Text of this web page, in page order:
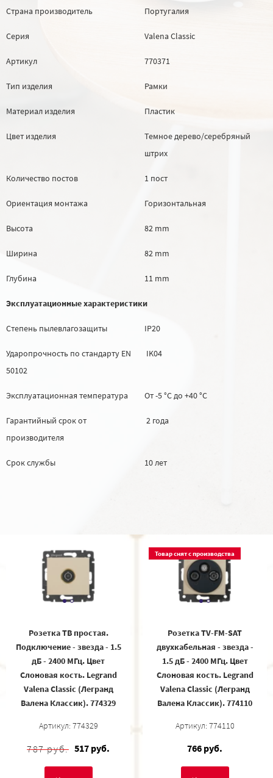
Страна производитель Португалия
Серия Valena Classic
Артикул 770371
Тип изделия Рамки
Материал изделия Пластик
Цвет изделия
Темное дерево/серебряный
штрих
Количество постов 1 пост
Ориентация монтажа Горизонтальная
Высота 82 mm
Ширина 82 mm
Глубина 11 mm
Эксплуатационные характеристики
Степень пылевлагозащиты IP20
Ударопрочность по стандарту EN
50102
IK04
Эксплуатационная температура От -5 °C до +40 °C
Гарантийный срок от
производителя
2 года
Срок службы 10 лет
Розетка ТВ простая.
Подключение - звезда - 1.5
дБ - 2400 МГц. Цвет
Слоновая кость. Legrand
Valena Classic (Легранд
Валена Классик). 774329
Артикул: 774329
787 руб. 517 руб.
Товар снят с производства
Розетка TV-FM-SAT
двухкабельная - звезда -
1.5 дБ - 2400 МГц. Цвет
Слоновая кость. Legrand
Valena Classic (Легранд
Валена Классик). 774110
Артикул: 774110
766 руб.